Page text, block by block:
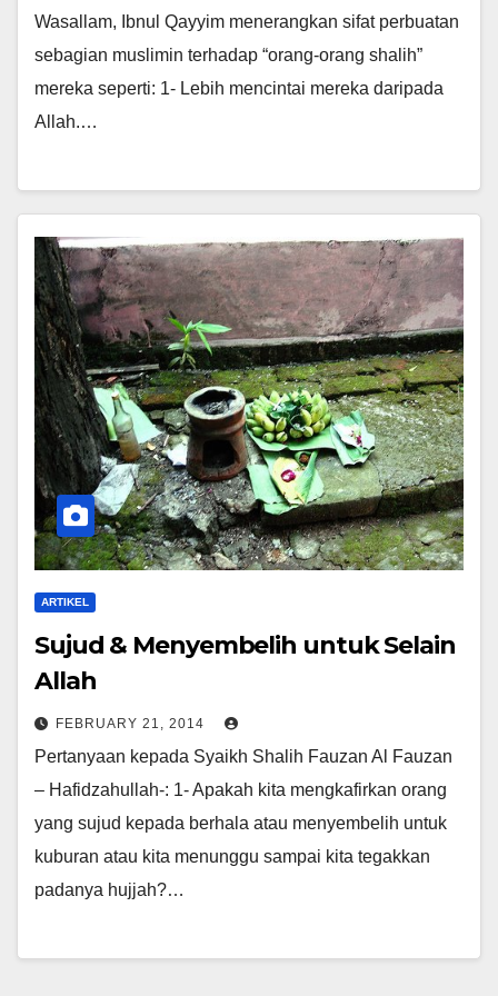
Wasallam, Ibnul Qayyim menerangkan sifat perbuatan
sebagian muslimin terhadap “orang-orang shalih”
mereka seperti: 1- Lebih mencintai mereka daripada
Allah.…
ARTIKEL
Sujud & Menyembelih untuk Selain
Allah
FEBRUARY 21, 2014
Pertanyaan kepada Syaikh Shalih Fauzan Al Fauzan
– Hafidzahullah-: 1- Apakah kita mengkafirkan orang
yang sujud kepada berhala atau menyembelih untuk
kuburan atau kita menunggu sampai kita tegakkan
padanya hujjah?…